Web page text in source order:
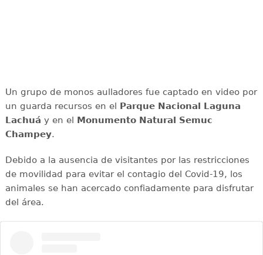
Un grupo de monos aulladores fue captado en video por
un guarda recursos en el Parque Nacional Laguna
Lachuá y en el Monumento Natural Semuc
Champey.
Debido a la ausencia de visitantes por las restricciones
de movilidad para evitar el contagio del Covid-19, los
animales se han acercado confiadamente para disfrutar
del área.